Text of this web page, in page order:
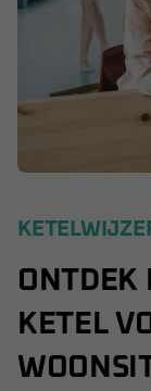
ONTDEK
KETEL